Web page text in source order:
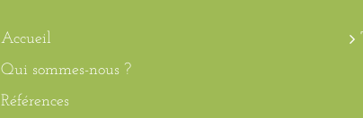
Accueil
Qui sommes-nous ?
Références